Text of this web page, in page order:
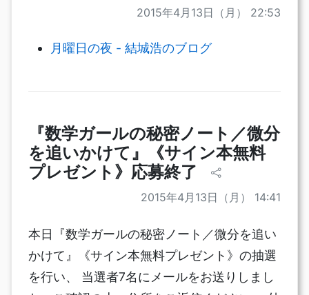
2015年4月13日（月） 22:53
月曜日の夜 - 結城浩のブログ
『数学ガールの秘密ノート／微分
を追いかけて』《サイン本無料
プレゼント》応募終了
2015年4月13日（月） 14:41
本日『数学ガールの秘密ノート／微分を追い
かけて』《サイン本無料プレゼント》の抽選
を行い、 当選者7名にメールをお送りしまし